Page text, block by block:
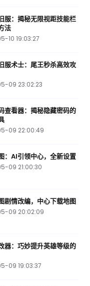
服：揭秘无限视距技能栏
法
10 19:03:27
服术士：尾王秒杀高效攻
09 23:02:23
查看器：揭秘隐藏密码的
09 22:00:49
：AI引领中心，全新设置
09 21:00:30
剧情改编，中心下载地图
09 20:02:09
器：巧妙提升英雄等级的
09 19:03:37